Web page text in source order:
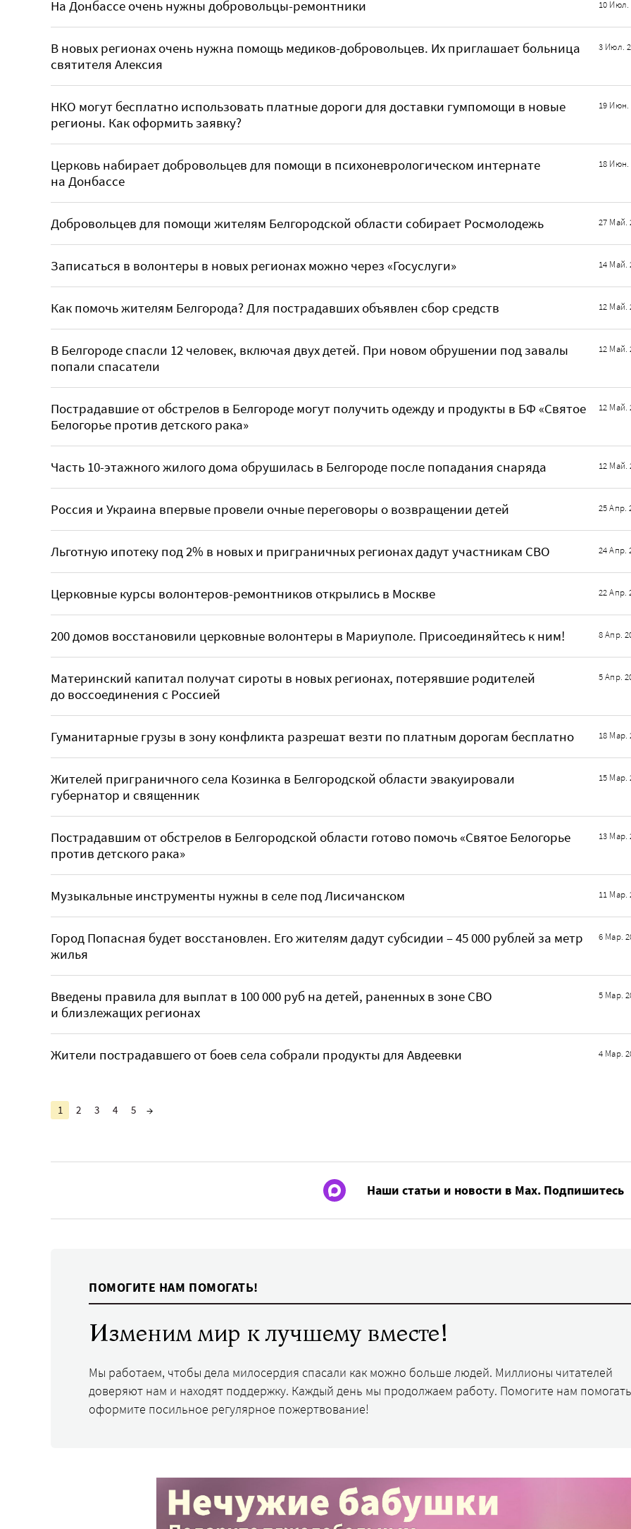
На Донбассе очень нужны добровольцы-ремонтники 10 Июл.
В новых регионах очень нужна помощь медиков-добровольцев. Их приглашает больница
святителя Алексия
3 Июл.
НКО могут бесплатно использовать платные дороги для доставки гумпомощи в новые
регионы. Как оформить заявку?
19 Июн.
Церковь набирает добровольцев для помощи в психоневрологическом интернате
на Донбассе
18 Июн.
Добровольцев для помощи жителям Белгородской области собирает Росмолодежь 27 Май.
Записаться в волонтеры в новых регионах можно через «Госуслуги» 14 Май.
Как помочь жителям Белгорода? Для пострадавших объявлен сбор средств 12 Май.
В Белгороде спасли 12 человек, включая двух детей. При новом обрушении под завалы
попали спасатели
12 Май.
Пострадавшие от обстрелов в Белгороде могут получить одежду и продукты в БФ «Святое
Белогорье против детского рака»
12 Май.
Часть 10-этажного жилого дома обрушилась в Белгороде после попадания снаряда 12 Май.
Россия и Украина впервые провели очные переговоры о возвращении детей 25 Апр.
Льготную ипотеку под 2% в новых и приграничных регионах дадут участникам СВО 24 Апр.
Церковные курсы волонтеров-ремонтников открылись в Москве 22 Апр.
200 домов восстановили церковные волонтеры в Мариуполе. Присоединяйтесь к ним! 8 Апр.
Материнский капитал получат сироты в новых регионах, потерявшие родителей
до воссоединения с Россией
5 Апр.
Гуманитарные грузы в зону конфликта разрешат везти по платным дорогам бесплатно 18 Мар.
Жителей приграничного села Козинка в Белгородской области эвакуировали
губернатор и священник
15 Мар.
Пострадавшим от обстрелов в Белгородской области готово помочь «Святое Белогорье
против детского рака»
13 Мар.
Музыкальные инструменты нужны в селе под Лисичанском 11 Мар.
Город Попасная будет восстановлен. Его жителям дадут субсидии – 45 000 рублей за метр
жилья
6 Мар.
Введены правила для выплат в 100 000 руб на детей, раненных в зоне СВО
и близлежащих регионах
5 Мар.
Жители пострадавшего от боев села собрали продукты для Авдеевки 4 Мар.
1 2 3 4 5 →
Наши статьи и новости в Max. Подпишитесь
ПОМОГИТЕ НАМ ПОМОГАТЬ!
Изменим мир к лучшему вместе!
Мы работаем, чтобы дела милосердия спасали как можно больше людей. Миллионы читателей
доверяют нам и находят поддержку. Каждый день мы продолжаем работу. Помогите нам
оформите посильное регулярное пожертвование!